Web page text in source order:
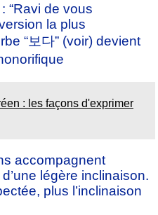
: “Ravi de vous
la plus
“보다” (voir) devient
: les façons d'exprimer
accompagnent
légère inclinaison.
plus l’inclinaison